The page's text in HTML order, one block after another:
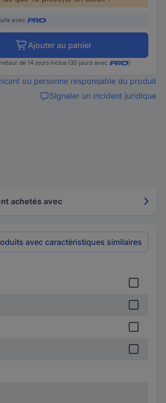
avec
Ajouter au panier
de 14 jours inclus (30 jours avec )
ou personne responsable du produit
Signaler un incident juridique
achetés avec
avec caractéristiques similaires